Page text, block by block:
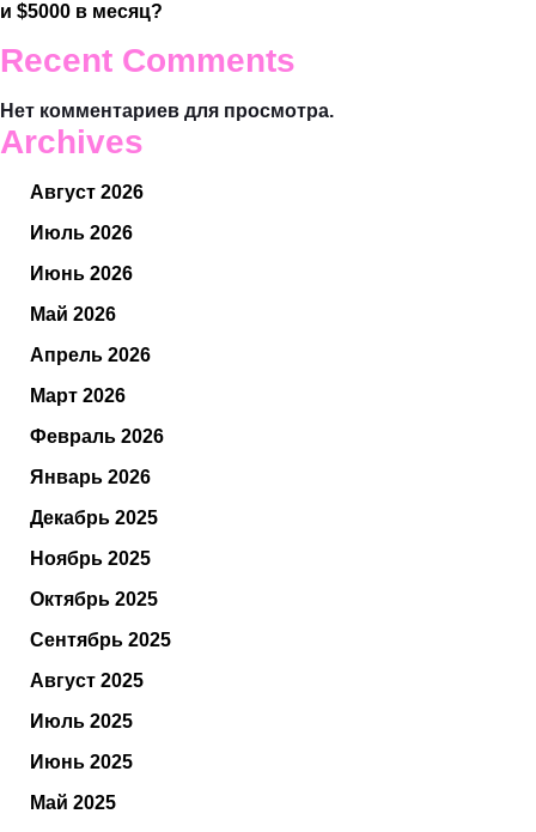
и $5000 в месяц?
Recent Comments
Нет комментариев для просмотра.
Archives
Август 2026
Июль 2026
Июнь 2026
Май 2026
Апрель 2026
Март 2026
Февраль 2026
Январь 2026
Декабрь 2025
Ноябрь 2025
Октябрь 2025
Сентябрь 2025
Август 2025
Июль 2025
Июнь 2025
Май 2025